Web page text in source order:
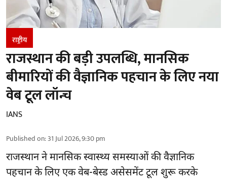
राष्ट्रीय
राजस्थान की बड़ी उपलब्धि, मानसिक
बीमारियों की वैज्ञानिक पहचान के लिए नया
वेब टूल लॉन्च
IANS
Published on:31 Jul 2026, 9:30 pm
राजस्थान ने मानसिक स्वास्थ्य समस्याओं की वैज्ञानिक
पहचान के लिए एक वेब-बेस्ड असेसमेंट टूल शुरू करके